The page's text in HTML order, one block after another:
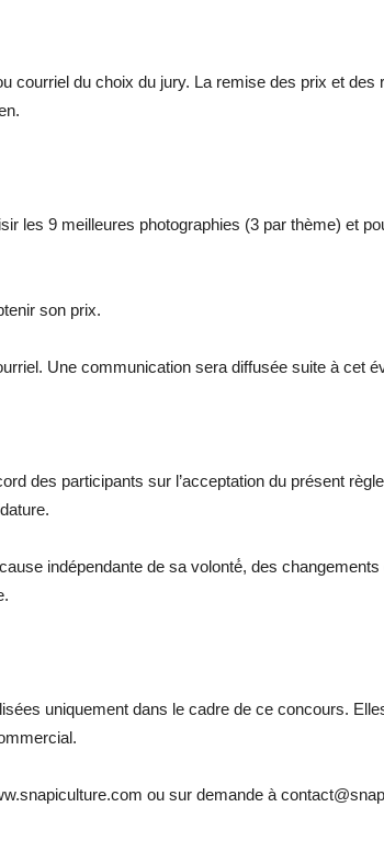
courriel du choix du jury. La remise des prix et des
les 9 meilleures photographies (3 par thème) et
son prix.
Une communication sera diffusée suite à cet
des participants sur l’acceptation du présent
indépendante de sa volonté́, des
uniquement dans le cadre de ce concours.
ou sur demande à